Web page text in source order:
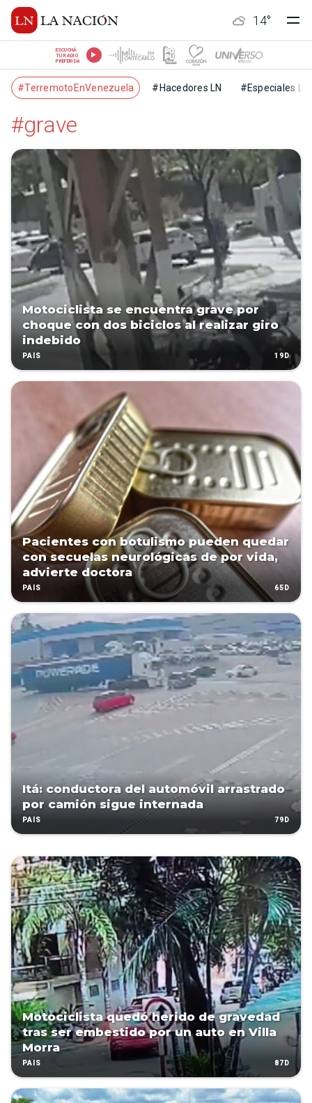
14°
ESCUCHÁ
TU RADIO
PREFERIDA
#TerremotoEnVenezuela #Hacedores LN #Especiales LN
#grave
Motociclista se encuentra grave por
choque con dos biciclos al realizar giro
indebido
PAÍS 19D
Pacientes con botulismo pueden quedar
con secuelas neurológicas de por vida,
advierte doctora
PAÍS 65D
Itá: conductora del automóvil arrastrado
por camión sigue internada
PAÍS 79D
Motociclista quedó herido de gravedad
tras ser embestido por un auto en Villa
Morra
PAÍS 87D